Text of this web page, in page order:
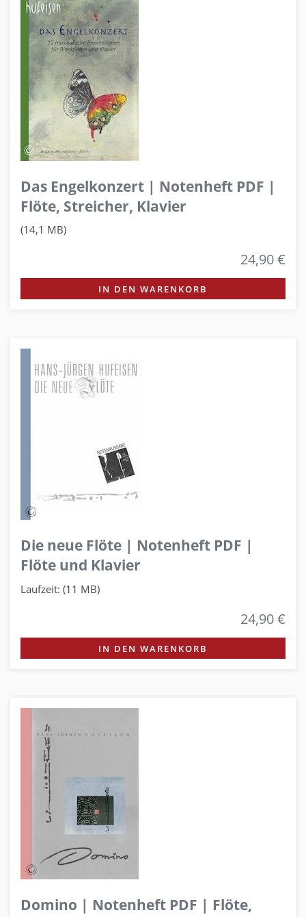
Das Engelkonzert | Notenheft PDF |
Flöte, Streicher, Klavier
(14,1 MB)
24,90 €
IN DEN WARENKORB
Die neue Flöte | Notenheft PDF |
Flöte und Klavier
Laufzeit: (11 MB)
24,90 €
IN DEN WARENKORB
Domino | Notenheft PDF | Flöte,